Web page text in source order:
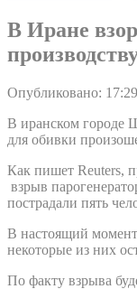
В Иране
Опубликовано:
В иранском городе
для обивки
Как пишет Reuters,
взрыв
пострадали пять
В настоящий
некоторые из них
По факту взрыва